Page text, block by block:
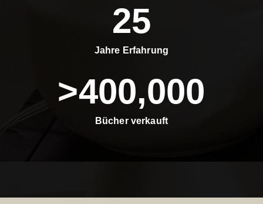
Jahre Erfahrung
25
Bücher verkauft
>400,000